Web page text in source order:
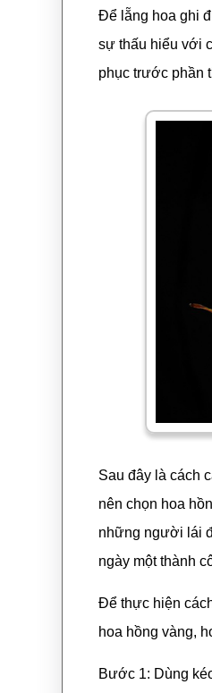
Để lẵng hoa ghi
sự thấu hiểu với
phục trước phần
Sau đây là cách
nên chọn hoa
những người lái
ngày một thành
Để thực hiện
hoa hồng vàng,
Bước 1: Dùng